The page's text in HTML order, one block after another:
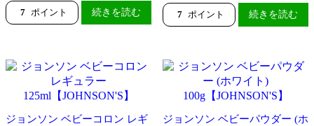
7 ポイント 続きを読む 7 ポイント 続きを読む
ジョンソン ベビーコロン レギ
ジョンソン ベビーパウダー (ホ